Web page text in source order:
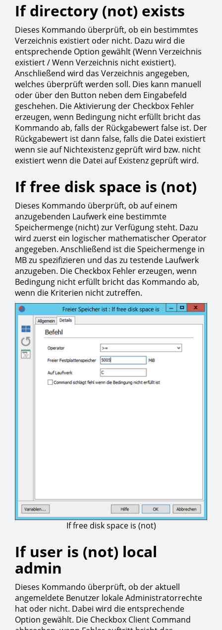
If directory (not) exists
Dieses Kommando überprüft, ob ein bestimmtes
Verzeichnis existiert oder nicht. Dazu wird die
entsprechende Option gewählt (Wenn Verzeichnis
existiert / Wenn Verzeichnis nicht existiert).
Anschließend wird das Verzeichnis angegeben,
welches überprüft werden soll. Dies kann manuell
oder über den Button neben dem Eingabefeld
geschehen. Die Aktivierung der Checkbox Fehler
erzeugen, wenn Bedingung nicht erfüllt bricht das
Kommando ab, falls der Rückgabewert false ist. Der
Rückgabewert ist dann false, falls die Datei existiert
wenn sie auf Nichtexistenz geprüft wird bzw. nicht
existiert wenn die Datei auf Existenz geprüft wird.
If free disk space is (not)
Dieses Kommando überprüft, ob auf einem
anzugebenden Laufwerk eine bestimmte
Speichermenge (nicht) zur Verfügung steht. Dazu
wird zuerst ein logischer mathematischer Operator
angegeben. Anschließend ist die Speichermenge in
MB zu spezifizieren und das zu testende Laufwerk
anzugeben. Die Checkbox Fehler erzeugen, wenn
Bedingung nicht erfüllt bricht das Kommando ab,
wenn die Kriterien nicht zutreffen.
If free disk space is (not)
If user is (not) local
admin
Dieses Kommando überprüft, ob der aktuell
angemeldete Benutzer lokale Administratorrechte
hat oder nicht. Dabei wird die entsprechende
Option gewählt. Die Checkbox Client Command